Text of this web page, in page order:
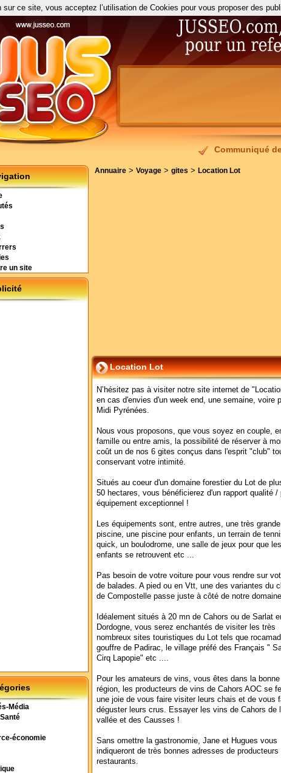
Communiqué
un site
Média
économie
Annuaire > Voyage > gites > Location Lot
Location Lot
N’hésitez pas à visiter notre site internet de
en cas d'envies d'un week end, une semaine, voire
Midi Pyrénées.
Nous vous proposons, que vous soyez en couple,
famille ou entre amis, la possibilité de réserver à
coût un de nos 6 gites conçus dans l'esprit "club"
conservant votre intimité.
Situés au coeur d'un domaine forestier du Lot de
50 hectares, vous bénéficierez d'un rapport qualité /
équipement exceptionnel !
Les équipements sont, entre autres, une très grande
piscine, une piscine pour enfants, un terrain de
quick, un boulodrome, une salle de jeux pour que les
enfants se retrouvent etc ...
Pas besoin de votre voiture pour vous rendre sur
de balades. A pied ou en Vtt, une des variantes du
de Compostelle passe juste à côté de notre
Idéalement situés à 20 mn de Cahors ou de Sarlat
Dordogne, vous serez enchantés de visiter les très
nombreux sites touristiques du Lot tels que
gouffre de Padirac, le village préfé des Français "
Cirq Lapopie" etc ....
Pour les amateurs de vins, vous êtes dans la bonne
région, les producteurs de vins de Cahors AOC se
une joie de vous faire visiter leurs chais et de vous
déguster leurs crus. Essayer les vins de Cahors de
vallée et des Causses !
Sans omettre la gastronomie, Jane et Hugues vous
indiqueront de très bonnes adresses de producteurs
restaurants.
sur ce site, vous acceptez l’utilisation de Cookies pour vous proposer des